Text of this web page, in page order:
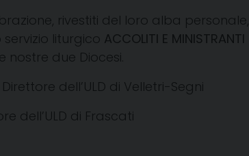
rivestiti del loro alba personale,
liturgico ACCOLITI E MINISTRANTI
nostre due Diocesi.
Direttore dell’ULD di Velletri-Segni
dell’ULD di Frascati